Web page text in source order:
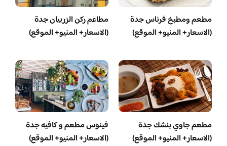
مطعم ومطبخ فرناس جدة
(الاسعار+ المنيو+ الموقع)
مطاعم ركن الزربيان جدة
(الاسعار+ المنيو+ الموقع)
مطعم جاوي بنشك جدة
(الاسعار+ المنيو+ الموقع)
فينوس مطعم و كافيه جدة
(الاسعار+ المنيو+ الموقع)